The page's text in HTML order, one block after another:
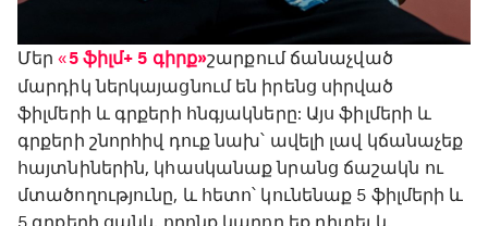
Մեր«5 ֆիլմ+ 5 գիրք»շարքում ճանաչված
մարդիկ ներկայացնում են իրենց սիրված
ֆիլմերի և գրքերի հնգյակները: Այս ֆիլմերի և
գրքերի շնորհիվ դուք նախ՝ ավելի լավ կճանաչեք
հայտնիներին, կհասկանաք նրանց ճաշակն ու
մտածողությունը, և հետո՝ կունենաք 5 ֆիլմերի և